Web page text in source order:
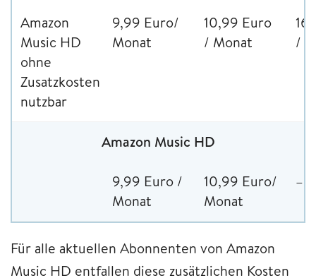
Amazon
Music HD
ohne
Zusatzkosten
nutzbar
9,99 Euro/
Monat
10,99 Euro
/ Monat
/
Amazon Music HD
9,99 Euro /
Monat
10,99 Euro/
Monat
–
Für alle aktuellen Abonnenten von Amazon
Music HD entfallen diese zusätzlichen Kosten